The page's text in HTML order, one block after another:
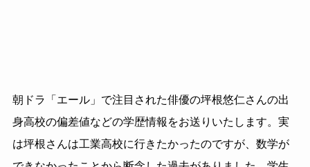
朝ドラ「エール」で注目された俳優の坪根悠仁さんの出
身高校の偏差値などの学歴情報をお送りいたします。実
は坪根さんは工業高校に行きたかったのですが、数学が